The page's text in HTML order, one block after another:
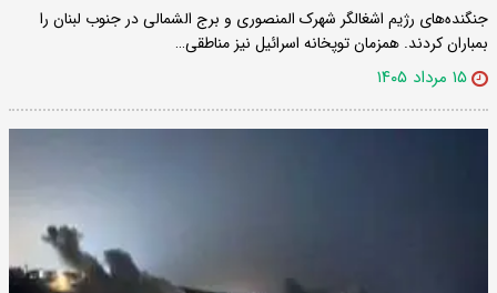
جنگنده‌های رژیم اشغالگر شهرک المنصوری و برج الشمالی در جنوب لبنان را
بمباران کردند. همزمان توپخانه اسرائیل نیز مناطقی…
۱۵ مرداد ۱۴۰۵